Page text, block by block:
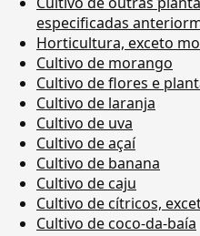
especificadas
Horticultura, exceto
Cultivo de morango
Cultivo de flores e
Cultivo de laranja
Cultivo de uva
Cultivo de açaí
Cultivo de banana
Cultivo de caju
Cultivo de cítricos,
Cultivo de coco-da-baía